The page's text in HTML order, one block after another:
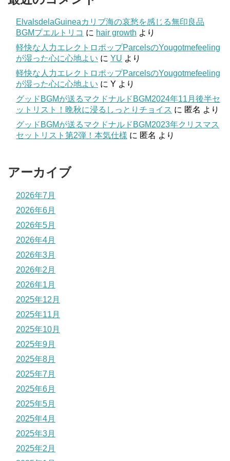
ElvalsdelaGuineaカリブ海の哀愁を感じる無印良品
BGMプエルトリコ に hair growth より
軽快な人力エレクトロポップParcelsのYougotmefeeling
が湿った心に心地よい に YU より
軽快な人力エレクトロポップParcelsのYougotmefeeling
が湿った心に心地よい に Y より
グッドBGMが送るマクドナルドBGM2024年11月後半セ
ットリスト！晩秋に浸るしっとりチョイス に 匿名 より
グッドBGMが送るマクドナルドBGM2023年クリスマス
セットリスト第2弾！本気仕様 に 匿名 より
アーカイブ
2026年7月
2026年6月
2026年5月
2026年4月
2026年3月
2026年2月
2026年1月
2025年12月
2025年11月
2025年10月
2025年9月
2025年8月
2025年7月
2025年6月
2025年5月
2025年4月
2025年3月
2025年2月